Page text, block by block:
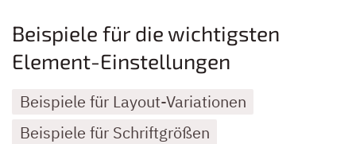
Beispiele für die wichtigsten
Element-Einstellungen
Beispiele für Layout-Variationen
Beispiele für Schriftgrößen